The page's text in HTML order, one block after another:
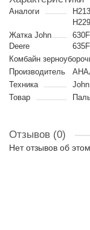
Аналоги
Жатка John
Deere
Комбайн
Производитель
Техника
Товар
Отзывов (0)
Нет отзывов об